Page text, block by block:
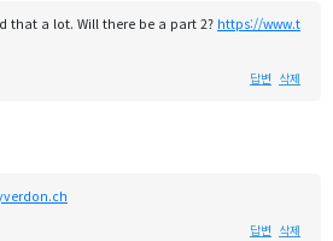
that a lot. Will there be a part 2? https://www.t
답변 삭제
답변 삭제